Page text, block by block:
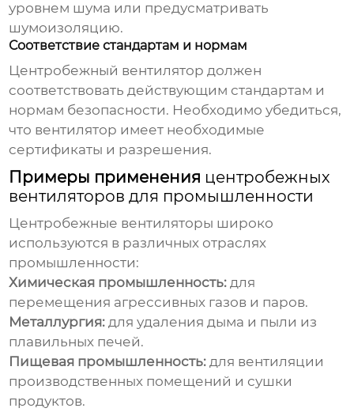
уровнем шума или предусматривать
шумоизоляцию.
Соответствие стандартам и нормам
Центробежный вентилятор должен
соответствовать действующим стандартам и
нормам безопасности. Необходимо убедиться,
что вентилятор имеет необходимые
сертификаты и разрешения.
Примеры применения центробежных
вентиляторов для промышленности
Центробежные вентиляторы широко
используются в различных отраслях
промышленности:
Химическая промышленность: для
перемещения агрессивных газов и паров.
Металлургия: для удаления дыма и пыли из
плавильных печей.
Пищевая промышленность: для вентиляции
производственных помещений и сушки
продуктов.